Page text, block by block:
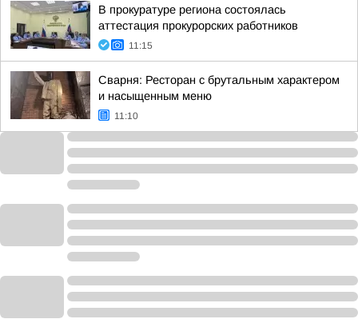
В прокуратуре региона состоялась
аттестация прокурорских работников
11:15
Сварня: Ресторан с брутальным характером
и насыщенным меню
11:10